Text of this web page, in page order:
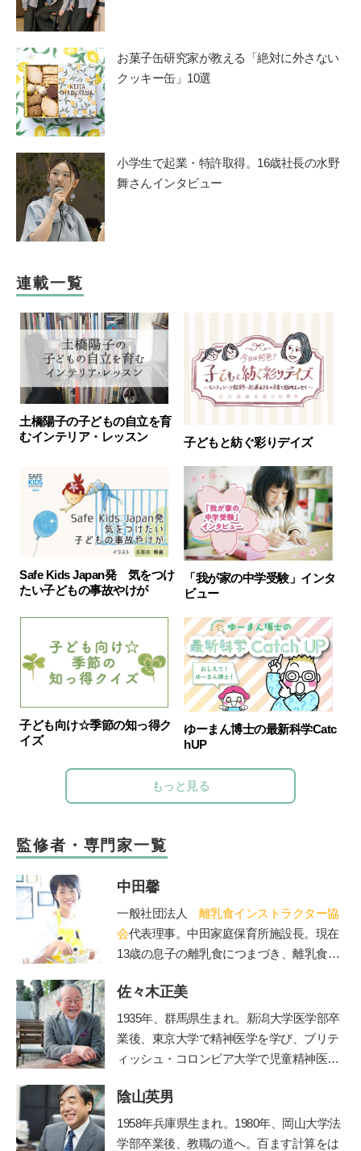
お菓子缶研究家が教える「絶対に外さない
クッキー缶」10選
小学生で起業・特許取得。16歳社長の水野
舞さんインタビュー
連載一覧
土橋陽子の子どもの自立を育
むインテリア・レッスン
子どもと紡ぐ彩りデイズ
Safe Kids Japan発 気をつけ
たい子どもの事故やけが
「我が家の中学受験」インタ
ビュー
子ども向け☆季節の知っ得ク
イズ
ゆーまん博士の最新科学Catc
hUP
もっと見る
監修者・専門家一覧
中田馨
一般社団法人 離乳食インストラクター協
会代表理事。中田家庭保育所施設長。現在
13歳の息子の離乳食につまづき、離乳食を
標」をモットーに、20年の保育士としての
経験を生かしながら赤ちゃんとママに寄り
添う、和食を大切にした「和の離乳食」を
伝えている。保育、講演、執筆などの分野
ラクター協会2級・1級・養成講座はこれま
で2500人が受講。
佐々木正美
1935年、群馬県生まれ。新潟大学医学部卒
業後、東京大学で精神医学を学び、ブリテ
ィッシュ・コロンビア大学で児童精神医学
園や東京女子医科大学などで多数の臨床に
携わる傍ら、全国の保育園、幼稚園、学
校、児童相談所などで勉強会、講演会を40
陰山英男
1958年兵庫県生まれ。1980年、岡山大学法
学部卒業後、教職の道へ。百ます計算をは